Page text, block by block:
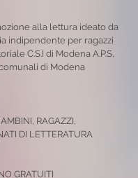
alla lettura ideato da
indipendente per ragazzi
C.S.I di Modena A.P.S,
di Modena
RAGAZZI,
DI LETTERATURA
GRATUITI